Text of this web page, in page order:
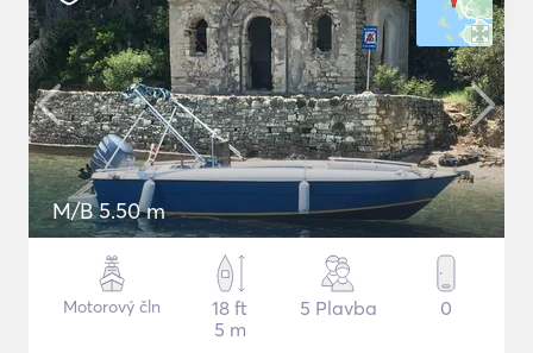
M/B 5.50 m
Motorový čln
18 ft
5 m
5 Plavba 0